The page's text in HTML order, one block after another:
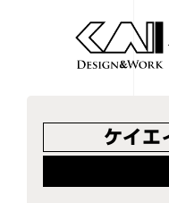
ケイエ